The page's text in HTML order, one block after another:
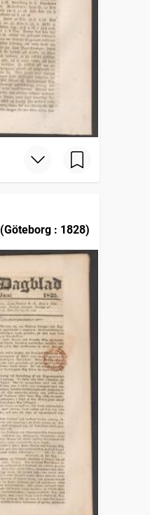
: 1828)